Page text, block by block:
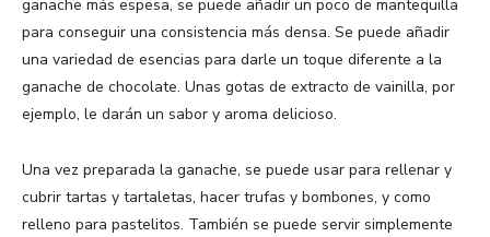
ganache más espesa, se puede añadir un poco de mantequilla
para conseguir una consistencia más densa. Se puede añadir
una variedad de esencias para darle un toque diferente a la
ganache de chocolate. Unas gotas de extracto de vainilla, por
ejemplo, le darán un sabor y aroma delicioso.
Una vez preparada la ganache, se puede usar para rellenar y
cubrir tartas y tartaletas, hacer trufas y bombones, y como
relleno para pastelitos. También se puede servir simplemente